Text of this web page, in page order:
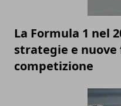
La Formula 1 nel
strategie e
competizione